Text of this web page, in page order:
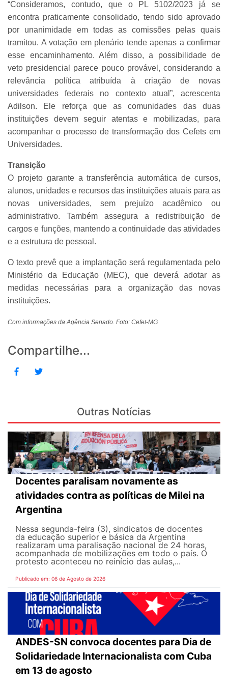
“Consideramos, contudo, que o PL 5102/2023 já se
encontra praticamente consolidado, tendo sido aprovado
por unanimidade em todas as comissões pelas quais
tramitou. A votação em plenário tende apenas a confirmar
esse encaminhamento. Além disso, a possibilidade de
veto presidencial parece pouco provável, considerando a
relevância política atribuída à criação de novas
universidades federais no contexto atual”, acrescenta
Adilson. Ele reforça que as comunidades das duas
instituições devem seguir atentas e mobilizadas, para
acompanhar o processo de transformação dos Cefets em
Universidades.
Transição
O projeto garante a transferência automática de cursos,
alunos, unidades e recursos das instituições atuais para as
novas universidades, sem prejuízo acadêmico ou
administrativo. Também assegura a redistribuição de
cargos e funções, mantendo a continuidade das atividades
e a estrutura de pessoal.
O texto prevê que a implantação será regulamentada pelo
Ministério da Educação (MEC), que deverá adotar as
medidas necessárias para a organização das novas
instituições.
Com informações da Agência Senado. Foto: Cefet-MG
Compartilhe...
Outras Notícias
Docentes paralisam novamente as
atividades contra as políticas de Milei na
Argentina
Nessa segunda-feira (3), sindicatos de docentes
da educação superior e básica da Argentina
realizaram uma paralisação nacional de 24 horas,
acompanhada de mobilizações em todo o país. O
protesto aconteceu no reinício das aulas,...
Publicado em: 06 de Agosto de 2026
ANDES-SN convoca docentes para Dia de
Solidariedade Internacionalista com Cuba
em 13 de agosto